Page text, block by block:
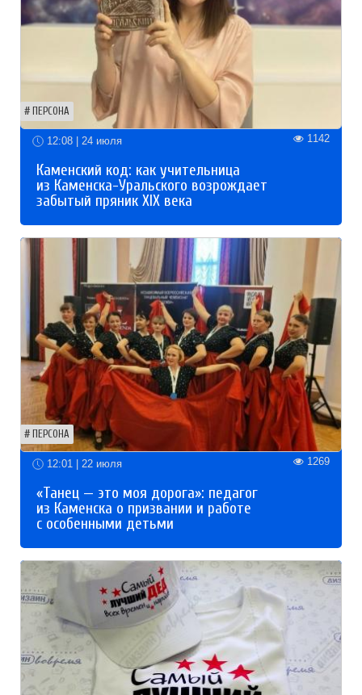
ПЕРСОНА
12:08 | 24 июля 1142
Каменский код: как учительница
из Каменска-Уральского возрождает
забытый пряник XIX века
ПЕРСОНА
12:01 | 22 июля 1269
«Танец — это моя дорога»: педагог
из Каменска о призвании и работе
с особенными детьми